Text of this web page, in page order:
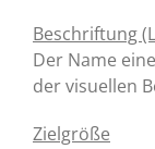
Beschriftung
Der Name
der visuellen
Zielgröße